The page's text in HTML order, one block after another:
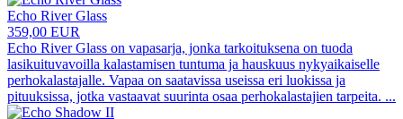
Echo River Glass
359,00 EUR
Echo River Glass on vapasarja, jonka tarkoituksena on tuoda
lasikuituvavoilla kalastamisen tuntuma ja hauskuus nykyaikaiselle
perhokalastajalle. Vapaa on saatavissa useissa eri luokissa ja
pituuksissa, jotka vastaavat suurinta osaa perhokalastajien tarpeita. ...